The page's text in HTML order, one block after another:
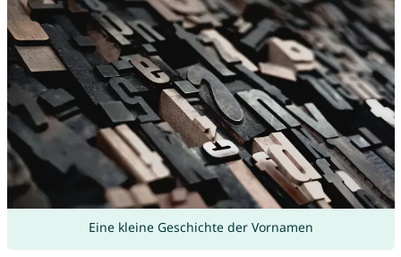
Eine kleine Geschichte der Vornamen